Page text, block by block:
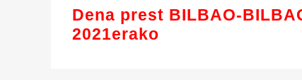
Dena prest BILBAO-
2021erako